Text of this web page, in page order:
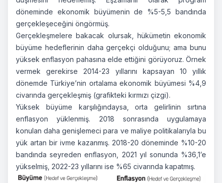
döneminde ekonomik büyümenin de %5-5,5 bandında
gerçekleşeceğini öngörmüş.
Gerçekleşmelere bakacak olursak, hükümetin ekonomik
büyüme hedeflerinin daha gerçekçi olduğunu; ama bunu
yüksek enflasyon pahasına elde ettiğini görüyoruz. Örnek
vermek gerekirse 2014-23 yıllarını kapsayan 10 yıllık
dönemde Türkiye’nin ortalama ekonomik büyümesi %4,9
civarında gerçekleşmiş (grafikteki kırmızı çizgi).
Yüksek büyüme karşılığındaysa, orta gelirlinin sırtına
enflasyon yüklenmiş. 2018 sonrasında uygulamaya
konulan daha genişlemeci para ve maliye politikalarıyla bu
yük artan bir ivme kazanmış. 2018-20 döneminde %10-20
bandında seyreden enflasyon, 2021 yıl sonunda %36,1’e
yükselmiş, 2022-23 yıllarını ise %65 civarında kapatmış.